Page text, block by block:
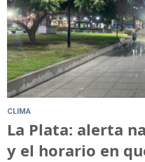
CLIMA
La Plata: alerta
y el horario en